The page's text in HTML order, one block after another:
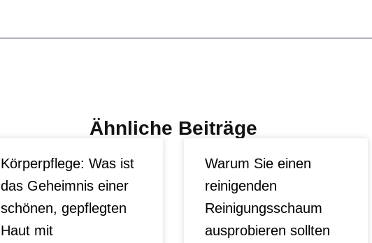
Ähnliche Beiträge
Körperpflege: Was ist
das Geheimnis einer
schönen, gepflegten
Haut mit
Warum Sie einen
reinigenden
Reinigungsschaum
ausprobieren sollten